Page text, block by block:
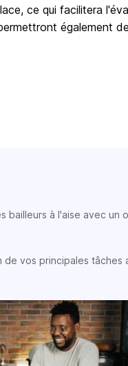
ce qui facilitera
également
à l'aise avec
vos principales